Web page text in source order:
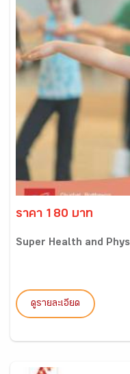
ราคา 180 บาท
Super Health and
ดูรายละเอียด